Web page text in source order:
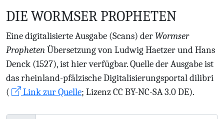
DIE WORMSER PROPHETEN
Eine digitalisierte Ausgabe (Scans) der Wormser
ProphetenÜbersetzung von Ludwig Haetzer und Hans
Denck (1527), ist hier verfügbar. Quelle der Ausgabe ist
das rheinland-pfälzische Digitalisierungsportal dilibri
(
Link zur Quelle; Lizenz CC BY-NC-SA 3.0 DE).